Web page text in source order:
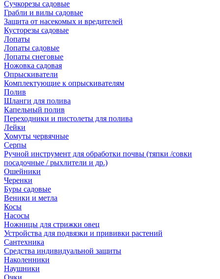
Сучкорезы садовые
Грабли и вилы садовые
Защита от насекомых и вредителей
Кусторезы садовые
Лопаты
Лопаты садовые
Лопаты снеговые
Ножовка садовая
Опрыскиватели
Комплектующие к опрыскивателям
Полив
Шланги для полива
Капельный полив
Переходники и пистолеты для полива
Лейки
Хомуты червячные
Серпы
Ручной инструмент для обработки почвы (тяпки /совки
посадочные / рыхлители и др.)
Ошейники
Черенки
Буры садовые
Веники и метла
Косы
Насосы
Ножницы для стрижки овец
Устройства для подвязки и прививки растений
Сантехника
Средства индивидуальной защиты
Наколенники
Наушники
Очки